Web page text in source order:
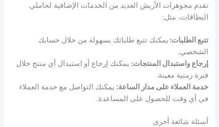
تقدم مجوهرات الأربش العديد من الخدمات الإضافية لحاملي
البطاقات، مثل:
تتبع الطلبات: يمكنك تتبع طلباتك بسهولة من خلال حسابك
الشخصي.
إرجاع واستبدال المنتجات: يمكنك إرجاع أو استبدال أي منتج خلال
فترة زمنية معينة.
خدمة العملاء على مدار الساعة: يمكنك التواصل مع خدمة العملاء
في أي وقت للحصول على المساعدة.
أسئلة شائعة أخرى